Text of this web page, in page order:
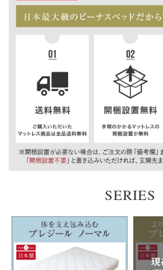
SERIES